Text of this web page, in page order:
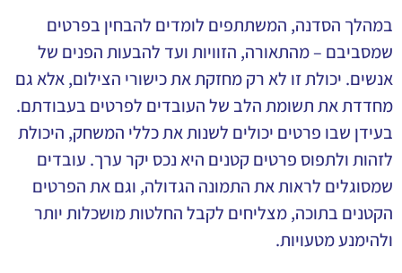
במהלך הסדנה, המשתתפים לומדים להבחין בפרטים
שמסביבם – מהתאורה, הזוויות ועד להבעות הפנים של
אנשים. יכולת זו לא רק מחזקת את כישורי הצילום, אלא גם
מחדדת את תשומת הלב של העובדים לפרטים בעבודתם.
בעידן שבו פרטים יכולים לשנות את כללי המשחק, היכולת
לזהות ולתפוס פרטים קטנים היא נכס יקר ערך. עובדים
שמסוגלים לראות את התמונה הגדולה, וגם את הפרטים
הקטנים בתוכה, מצליחים לקבל החלטות מושכלות יותר
ולהימנע מטעויות.